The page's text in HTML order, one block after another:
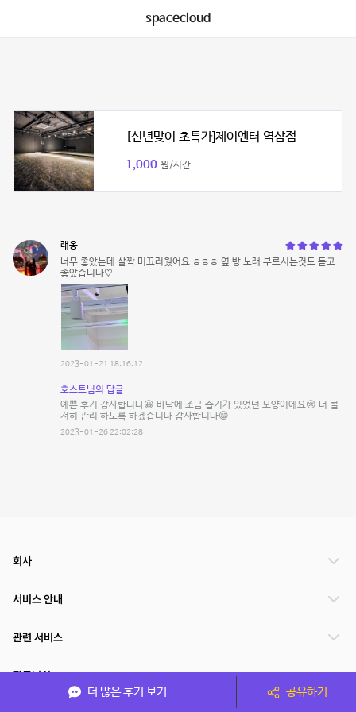
spacecloud
[신년맞이 초특가]제이엔터 역삼점
1,000 원/시간
래옹
너무 좋았는데 살짝 미끄러웠어요 ㅎㅎㅎ 옆 방 노래 부르시는것도 듣고
좋았습니다♡
2023-01-21 18:16:12
호스트님의 답글
예쁜 후기 감사합니다😀 바닥에 조금 습기가 있었던 모양이에요😢 더 철
저히 관리 하도록 하겠습니다 감사합니다😁
2023-01-26 22:02:28
더 많은 후기 보기 공유하기
회사
서비스 안내
관련 서비스
파트너쉽